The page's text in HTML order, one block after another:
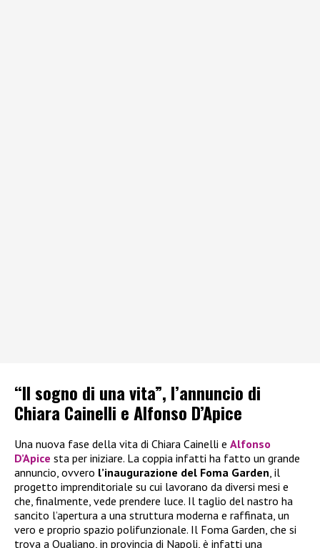
“Il sogno di una vita”, l’annuncio di
Chiara Cainelli e Alfonso D’Apice
Una nuova fase della vita di Chiara Cainelli e Alfonso
D’Apice sta per iniziare. La coppia infatti ha fatto un grande
annuncio, ovvero l’inaugurazione del Foma Garden , il
progetto imprenditoriale su cui lavorano da diversi mesi e
che, finalmente, vede prendere luce. Il taglio del nastro ha
sancito l’apertura a una struttura moderna e raffinata, un
vero e proprio spazio polifunzionale. Il Foma Garden, che si
trova a Qualiano, in provincia di Napoli, è infatti una